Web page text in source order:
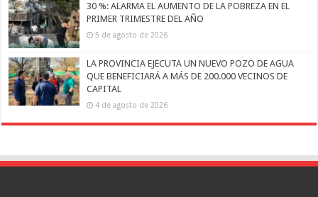
30 %: ALARMA EL AUMENTO DE LA POBREZA EN EL
PRIMER TRIMESTRE DEL AÑO
5 de agosto de 2026
LA PROVINCIA EJECUTA UN NUEVO POZO DE AGUA
QUE BENEFICIARÁ A MÁS DE 200.000 VECINOS DE
CAPITAL
4 de agosto de 2026